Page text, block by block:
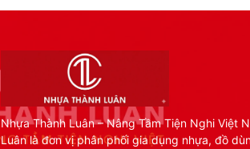
Nhựa Thành Luân – Nâng Tầm Tiện Nghi Việt
Luân là đơn vị phân phối gia dụng nhựa, đồ